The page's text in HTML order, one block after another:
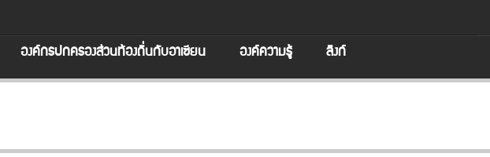
องค์กรปกครองส่วนท้องถิ่นกับอาเซียน องค์ความรู้ ลิงก์